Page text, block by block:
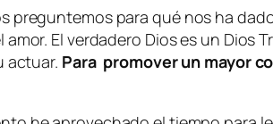
preguntemos para qué nos ha
El verdadero Dios es un
actuar. Para promover un mayor